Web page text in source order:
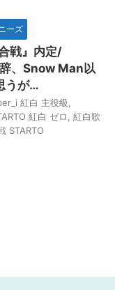
ーズ
戦』内定/
、Snow Man以
うが…
紅白 主役級
紅白 ゼロ
紅白歌
STARTO